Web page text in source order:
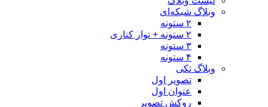
وبلاگ شبکه‌ای
وبلاگ تکی
تصویر اول
عنوان اول
روکش تصویر